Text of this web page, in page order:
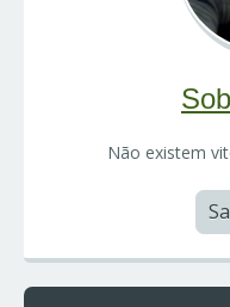
Não existem